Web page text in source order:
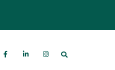
Search